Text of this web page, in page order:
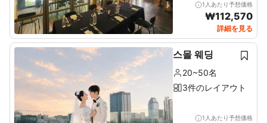
1人あたり予想価格
₩112,570
詳細を見る
스몰 웨딩
20~50名
3件のレイアウト
1人あたり予想価格